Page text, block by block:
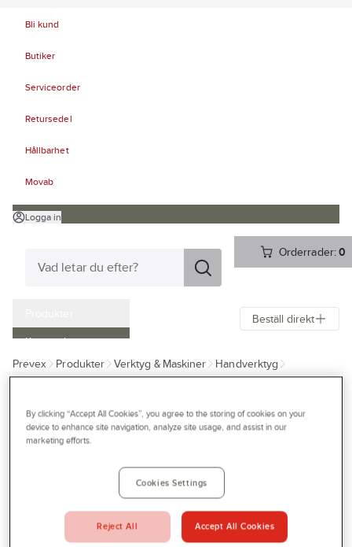
Bli kund
Butiker
Serviceorder
Retursedel
Hållbarhet
Movab
Logga in
Orderrader:0
Kampanjer
Outlet
Bli kund
Profilshop
Serviceverkstad
Beställ direkt
Prevex Produkter Verktyg & Maskiner
Handverktyg
IRONSIDE
Ironside L
10MM L 1440/
IRONSIDE
895813
By clicking “Accept All Cookies”, you agree to the storing of cookies on your
device to enhance site navigation, analyze site usage, and assist in our
marketing efforts.
Cookies Settings
Reject All Accept All Cookies